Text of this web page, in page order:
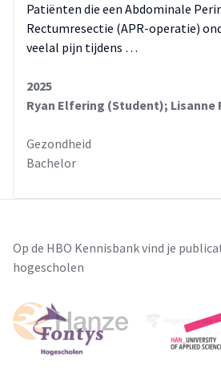
Patiënten die een Abdominale
Rectumresectie (APR-operatie)
veelal pijn tijdens …
2025
Ryan Elfering (Student);
Gezondheid
Bachelor
Op de HBO Kennisbank vind je
hogescholen